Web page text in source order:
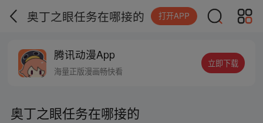
奥丁之眼任务在哪接的 打开APP
腾讯动漫App
海量正版漫画畅快看
立即下载
奥丁之眼任务在哪接的